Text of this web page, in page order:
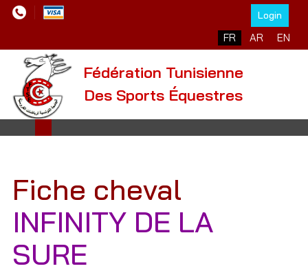
Login
Sélectionnez votre
FR AR EN
Fédération Tunisienne
Des Sports Équestres
Fiche cheval
INFINITY DE LA
SURE